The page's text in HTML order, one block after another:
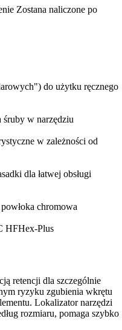
Zostana naliczone po
do użytku ręcznego
śruby w narzędziu
w zależności od
dla łatwej obsługi
chromowa
HFHex-Plus
retencji dla szczególnie
ryzyku zgubienia wkrętu
Lokalizator narzędzi
rozmiaru, pomaga szybko